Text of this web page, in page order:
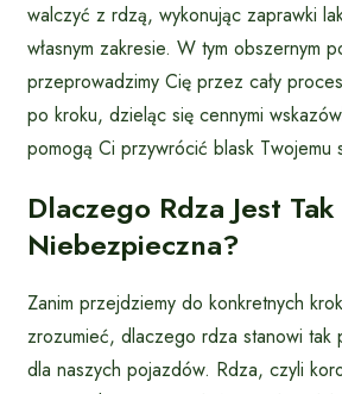
walczyć z rdzą, wykonując zaprawki
własnym zakresie. W tym obszernym
przeprowadzimy Cię przez cały
po kroku, dzieląc się cennymi
pomogą Ci przywrócić blask Twojemu
Dlaczego Rdza Jest Tak
Niebezpieczna?
Zanim przejdziemy do konkretnych
zrozumieć, dlaczego rdza stanowi tak
dla naszych pojazdów. Rdza, czyli